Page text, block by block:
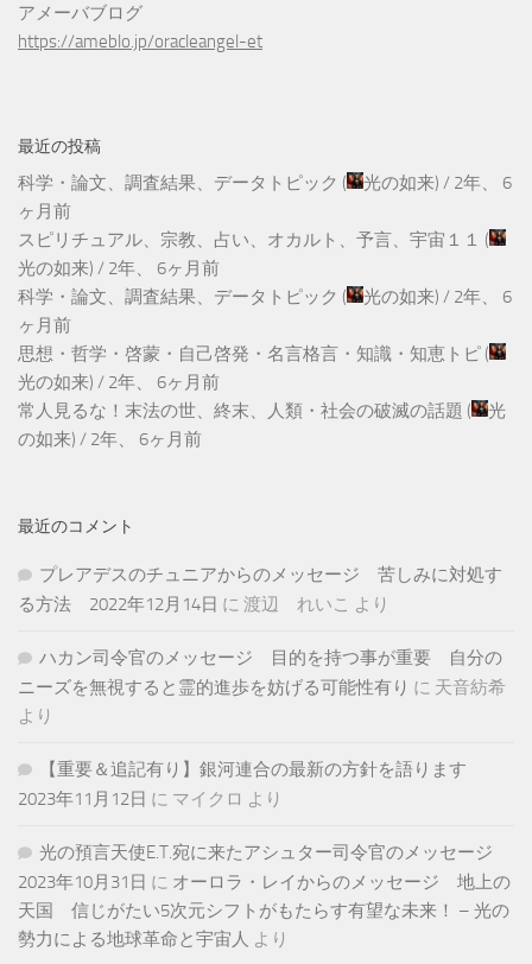
アメーバブログ
https://ameblo.jp/oracleangel-et
最近の投稿
科学・論文、調査結果、データトピック ( 光の如来) / 2年、 6
ヶ月前
スピリチュアル、宗教、占い、オカルト、予言、宇宙１１ (
光の如来) / 2年、 6ヶ月前
科学・論文、調査結果、データトピック ( 光の如来) / 2年、 6
ヶ月前
思想・哲学・啓蒙・自己啓発・名言格言・知識・知恵トピ (
光の如来) / 2年、 6ヶ月前
常人見るな！末法の世、終末、人類・社会の破滅の話題 (
光
の如来) / 2年、 6ヶ月前
最近のコメント
プレアデスのチュニアからのメッセージ 苦しみに対処す
る方法 2022年12月14日 に 渡辺 れいこ より
ハカン司令官のメッセージ 目的を持つ事が重要 自分の
ニーズを無視すると霊的進歩を妨げる可能性有り に 天音紡希
より
【重要＆追記有り】銀河連合の最新の方針を語ります
2023年11月12日 に マイクロ より
光の預言天使E.T.宛に来たアシュター司令官のメッセージ
2023年10月31日 に オーロラ・レイからのメッセージ 地上の
天国 信じがたい5次元シフトがもたらす有望な未来！ – 光の
勢力による地球革命と宇宙人 より